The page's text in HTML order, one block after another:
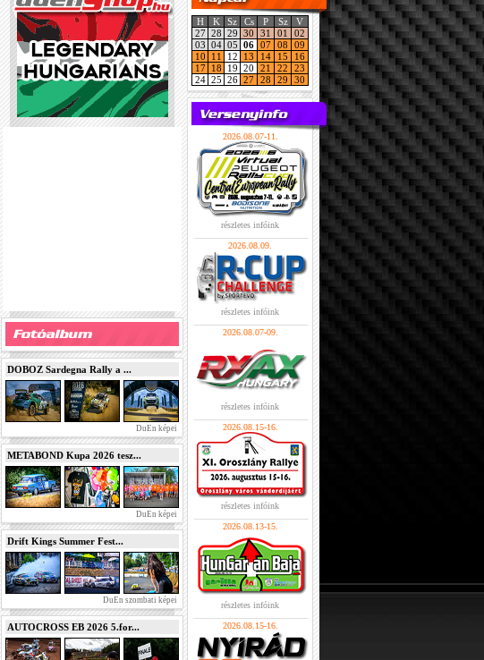
DOBOZ Sardegna Rally a ...
DuEn képei
METABOND Kupa 2026 tesz...
DuEn képei
Drift Kings Summer Fest...
DuEn szombati képei
AUTOCROSS EB 2026 5.for...
H K Sz Cs P Sz
V
27 28 29 30 31 01
02
03 04 05 06 07 08
09
10
11 12 13 14 15
16
17
18 19 20 21 22
23
24 25 26 27 28 29 30
2026.08.07-11.
részletes infóink
2026.08.09.
részletes infóink
2026.08.07-09.
részletes infóink
2026.08.15-16.
részletes infóink
2026.08.13-15.
részletes infóink
2026.08.15-16.